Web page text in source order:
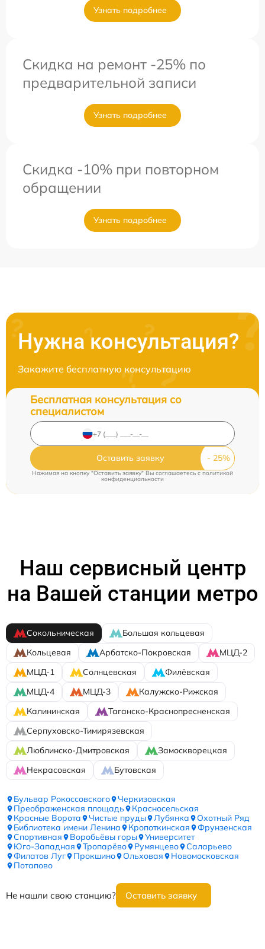
Узнать подробнее
Скидка на ремонт -25% по
предварительной записи
Узнать подробнее
Скидка -10% при повторном
обращении
Узнать подробнее
Нужна консультация?
Закажите бесплатную консультацию
Бесплатная консультация со
специалистом
Оставить заявку
Нажимая на кнопку "Оставить заявку" Вы соглашаетесь c политикой
конфиденциальности
Наш сервисный центр
на Вашей станции метро
Сокольническая
Большая кольцевая
Кольцевая
Арбатско-Покровская
МЦД-2
МЦД-1
Солнцевская
Филёвская
МЦД-4
МЦД-3
Калужско-Рижская
Калининская
Таганско-Краснопресненская
Серпуховско-Тимирязевская
Люблинско-Дмитровская
Замоскворецкая
Некрасовская
Бутовская
Бульвар Рокоссовского
Черкизовская
Преображенская площадь
Красносельская
Красные Ворота
Чистые пруды Лубянка
Охотный Ряд
Библиотека имени Ленина
Кропоткинская
Фрунзенская
Спортивная
Воробьёвы горы
Университет
Юго-Западная
Тропарёво Румянцево
Саларьево
Филатов Луг
Прокшино Ольховая
Новомосковская
Потапово
Не нашли свою станцию? Оставить заявку